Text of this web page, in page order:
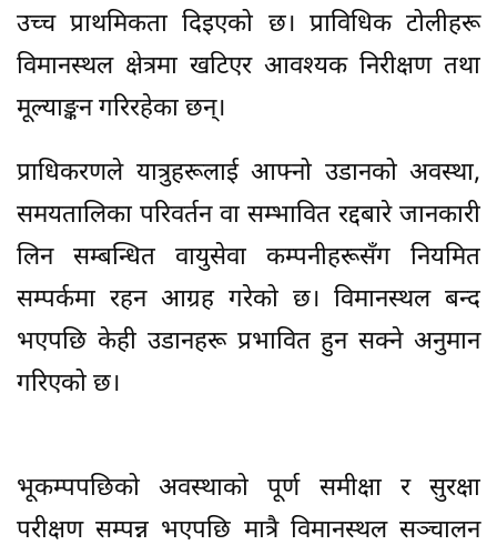
उच्च प्राथमिकता दिइएको छ। प्राविधिक टोलीहरू
विमानस्थल क्षेत्रमा खटिएर आवश्यक निरीक्षण तथा
मूल्याङ्कन गरिरहेका छन्।
प्राधिकरणले यात्रुहरूलाई आफ्नो उडानको अवस्था,
समयतालिका परिवर्तन वा सम्भावित रद्दबारे जानकारी
लिन सम्बन्धित वायुसेवा कम्पनीहरूसँग नियमित
सम्पर्कमा रहन आग्रह गरेको छ। विमानस्थल बन्द
भएपछि केही उडानहरू प्रभावित हुन सक्ने अनुमान
गरिएको छ।
भूकम्पपछिको अवस्थाको पूर्ण समीक्षा र सुरक्षा
परीक्षण सम्पन्न भएपछि मात्रै विमानस्थल सञ्चालन